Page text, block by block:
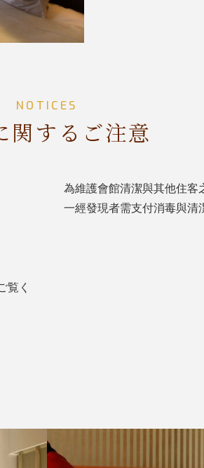
NOTICES
関するご注意
覧く
為維護會館清潔與其他住客
一經發現者需支付消毒與